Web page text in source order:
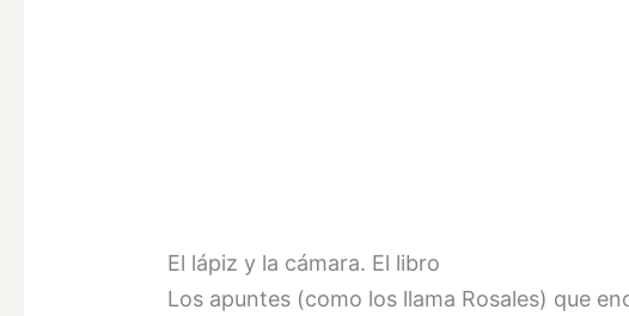
El lápiz y la cámara. El libro
Los apuntes (como los llama Rosales) que